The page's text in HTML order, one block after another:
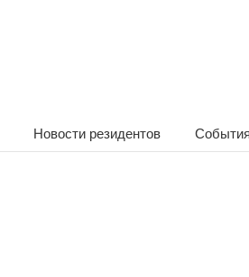
Новости резидентов